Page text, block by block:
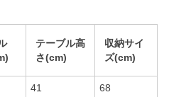
テーブル高
さ(cm)
収納サイ
ズ(cm)
41 68